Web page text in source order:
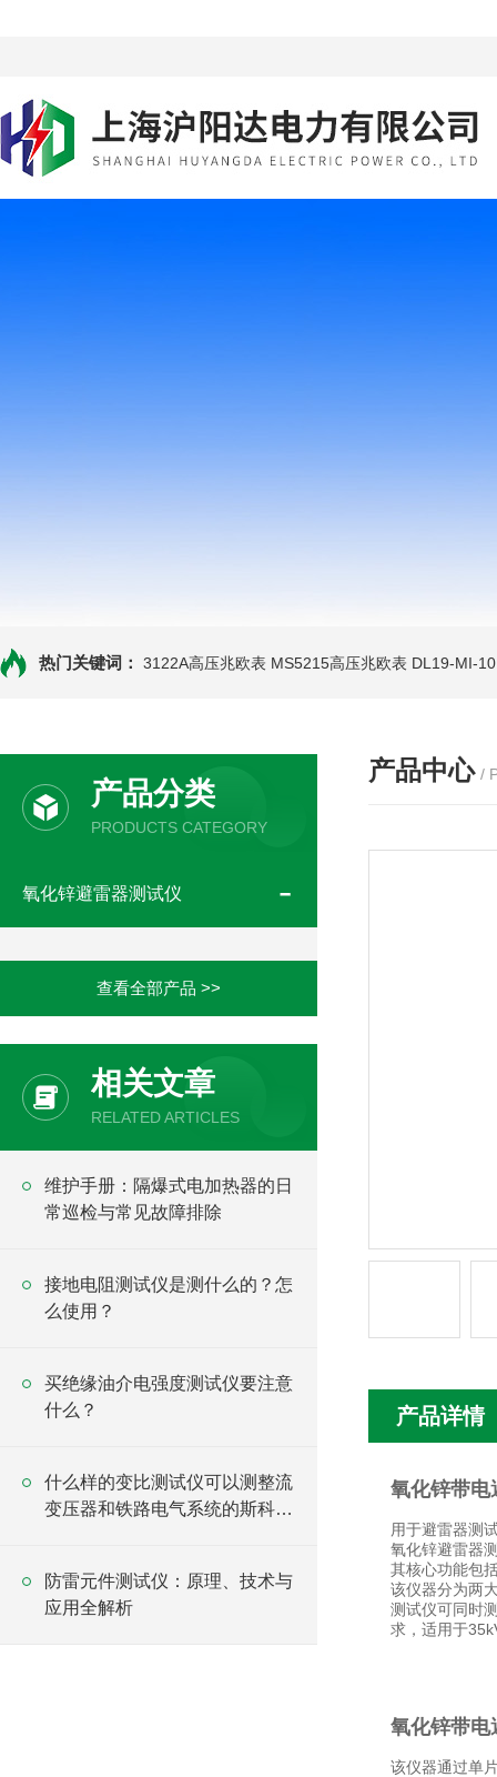
热门关键词： 3122A高压兆欧表 MS5215高压兆欧表 DL19-MI-
产品分类
PRODUCTS CATEGORY
氧化锌避雷器测试仪
查看全部产品 >>
相关文章
RELATED ARTICLES
维护手册：隔爆式电加热器的日
常巡检与常见故障排除
接地电阻测试仪是测什么的？怎
么使用？
买绝缘油介电强度测试仪要注意
什么？
什么样的变比测试仪可以测整流
变压器和铁路电气系统的斯科特
防雷元件测试仪：原理、技术与
应用全解析
产品中心 /
产品详情
氧化锌带电
用于避雷器测
氧化锌避雷器
其核心功能包
该仪器分为两
测试仪可同时
求，适用于
氧化锌带电
该仪器通过单